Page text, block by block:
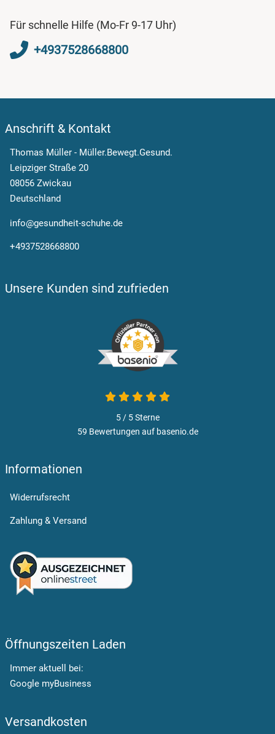
Für schnelle Hilfe (Mo-Fr 9-17 Uhr)
+4937528668800
Anschrift & Kontakt
Thomas Müller - Müller.Bewegt.Gesund.
Leipziger Straße 20
08056 Zwickau
Deutschland
info@gesundheit-schuhe.de
+4937528668800
Unsere Kunden sind zufrieden
5 von 5
5 / 5Sterne
59 Bewertungen auf basenio.de
Informationen
Widerrufsrecht
Zahlung & Versand
Öffnungszeiten Laden
Immer aktuell bei:
Google myBusiness
Versandkosten